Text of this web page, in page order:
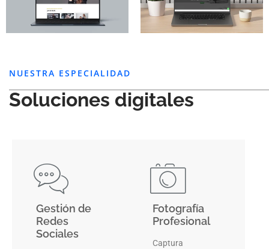
NUESTRA ESPECIALIDAD
Soluciones digitales
Gestión de
Redes
Sociales
Fotografía
Profesional
Captura